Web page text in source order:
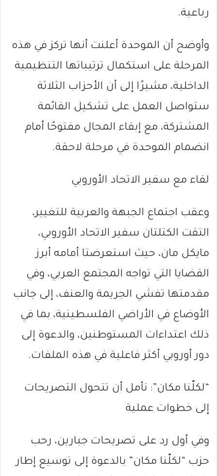
رباعية.
وأوضح أن الموحدة أعلنت أنها تركز في هذه
المرحلة على استكمال ترتيباتها التنظيمية
الداخلية، مشيرًا إلى أن الأحزاب الثلاثة
ستواصل العمل على تشكيل القائمة
المشتركة، مع إبقاء المجال مفتوحًا أمام
انضمام الموحدة في مرحلة لاحقة.
لقاء مع سفير الاتحاد الأوروبي
وعقب اجتماع الجبهة والعربية للتغيير،
التقت الكتلتان سفير الاتحاد الأوروبي،
مايكل مان، حيث استعرضتا أمامه أبرز
القضايا التي تواجه المجتمع العربي، وفي
مقدمتها تفشي الجريمة والعنف، إلى جانب
الأوضاع في الأراضي الفلسطينية، بما في
ذلك اعتداءات المستوطنين، والدعوة إلى
دور أوروبي أكثر فاعلية في هذه الملفات.
“لكلّنا مكان”: نأمل أن تتحول التصريحات
إلى خطوات عملية
وفي أول رد على تصريحات جبارين، رحب
حزب “لكلّنا مكان” بالدعوة إلى توسيع إطار